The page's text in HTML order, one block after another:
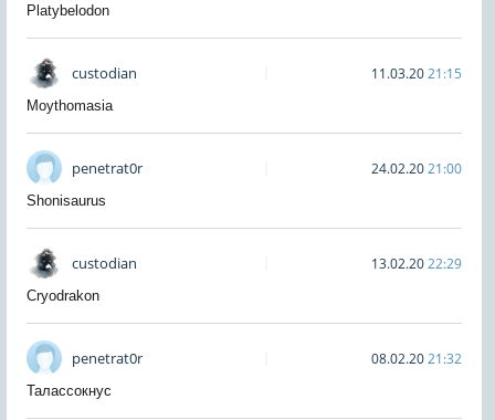
Platybelodon
custodian 11.03.2021:15
Moythomasia
penetrat0r 24.02.2021:00
Shonisaurus
custodian 13.02.2022:29
Cryodrakon
penetrat0r 08.02.2021:32
Талассокнус